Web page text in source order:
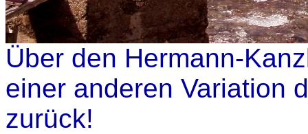
Über den Hermann-
einer anderen Variation
zurück!